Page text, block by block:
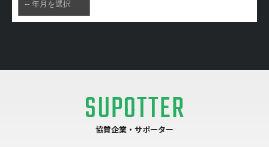
SUPOTTER
協賛企業・サポーター